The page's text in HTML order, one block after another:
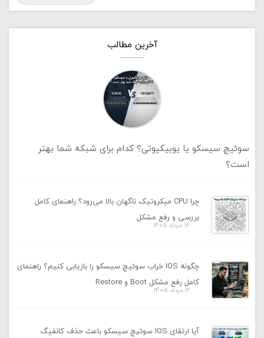
آخرین مطالب
سوئیچ سیسکو یا یوبیکیوتی؟ کدام برای شبکه شما بهتر
است؟
چرا CPU میکروتیک ناگهان بالا می‌رود؟ راهنمای کامل
بررسی و رفع مشکل
14 مرداد 1405
چگونه IOS خراب سوئیچ سیسکو را بازیابی کنیم؟ راهنمای
کامل رفع مشکل Boot و Restore
12 مرداد 1405
آیا ارتقای IOS سوئیچ سیسکو باعث حذف کانفیگ